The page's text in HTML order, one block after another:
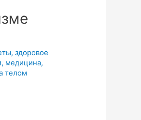
,здоровое
, медицина,
телом